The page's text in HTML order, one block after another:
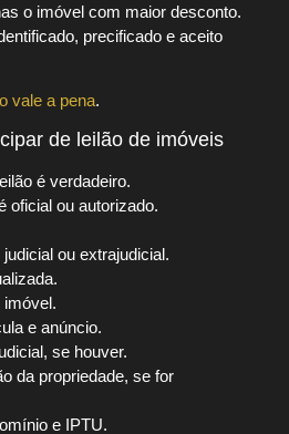
o imóvel com maior desconto.
precificado e aceito
vale a pena.
de leilão de imóveis
é verdadeiro.
oficial ou autorizado.
ou extrajudicial.
imóvel.
e anúncio.
se houver.
da propriedade, se for
e IPTU.